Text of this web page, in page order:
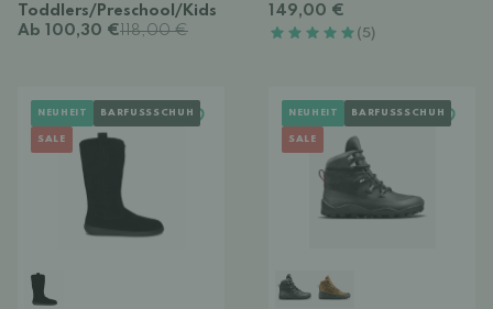
Toddlers/Preschool/Kids
Ab 100,30 €118,00 €
149,00 €
(5)
NEUHEIT BARFUSSSCHUH
SALE
NEUHEIT BARFUSSSCHUH
SALE